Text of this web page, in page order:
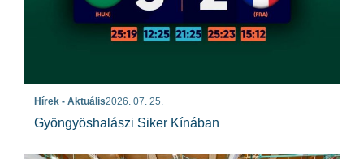
Hírek - Aktuális2026. 07. 25.
Gyöngyöshalászi Siker Kínában